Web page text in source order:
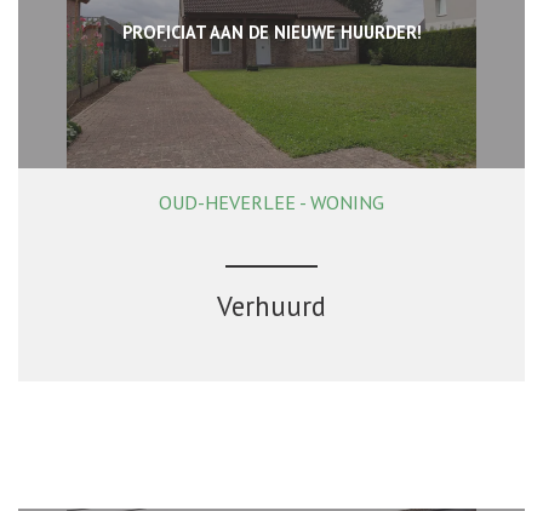
PROFICIAT AAN DE NIEUWE HUURDER!
168 m² 2 1
OUD-HEVERLEE - WONING
Verhuurd